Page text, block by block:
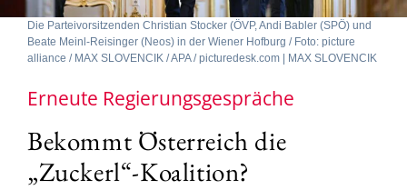
Die Parteivorsitzenden Christian Stocker (ÖVP, Andi Babler (SPÖ) und
Beate Meinl-Reisinger (Neos) in der Wiener Hofburg / Foto: picture
alliance / MAX SLOVENCIK / APA / picturedesk.com | MAX SLOVENCIK
Erneute Regierungsgespräche
Bekommt Österreich die
„Zuckerl“-Koalition?